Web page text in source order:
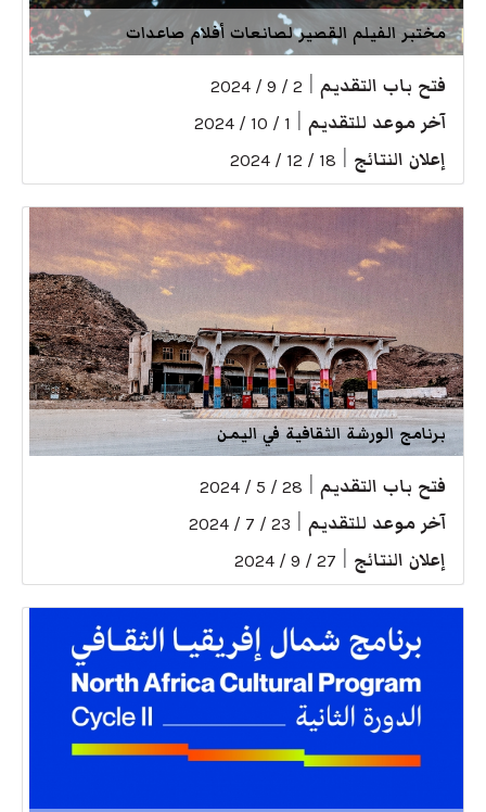
مختبر الفيلم القصير لصانعات أفلام صاعدات
فتح باب التقديم 2 / 9 / 2024
آخر موعد للتقديم 1 / 10 / 2024
إعلان النتائج 18 / 12 / 2024
برنامج الورشة الثقافية في اليمن
فتح باب التقديم 28 / 5 / 2024
آخر موعد للتقديم 23 / 7 / 2024
إعلان النتائج 27 / 9 / 2024